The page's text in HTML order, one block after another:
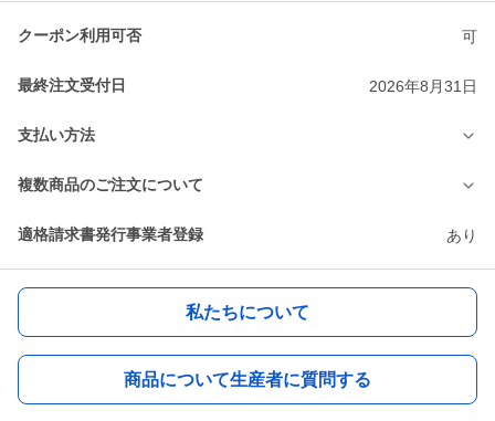
クーポン利用可否 可
最終注文受付日 2026年8月31日
支払い方法
複数商品のご注文について
適格請求書発行事業者登録 あり
私たちについて
商品について生産者に質問する